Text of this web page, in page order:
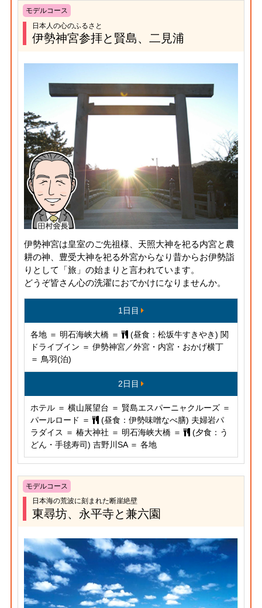
モデルコース
日本人の心のふるさと
伊勢神宮参拝と賢島、二見浦
伊勢神宮は皇室のご先祖様、天照大神を祀る内宮と農
耕の神、豊受大神を祀る外宮からなり昔からお伊勢詣
りとして「旅」の始まりと言われています。
どうぞ皆さん心の洗濯におでかけになりませんか。
1日目
各地 ＝ 明石海峡大橋 ＝
(昼食：松坂牛すきやき) 関
ドライブイン ＝ 伊勢神宮／外宮・内宮・おかげ横丁
＝ 鳥羽(泊)
2日目
ホテル ＝ 横山展望台 ＝ 賢島エスパーニャクルーズ ＝
パールロード ＝
(昼食：伊勢味噌なべ膳) 夫婦岩パ
ラダイス ＝ 椿大神社 ＝ 明石海峡大橋 ＝
(夕食：う
どん・手毬寿司) 吉野川SA ＝ 各地
モデルコース
日本海の荒波に刻まれた断崖絶壁
東尋坊、永平寺と兼六園